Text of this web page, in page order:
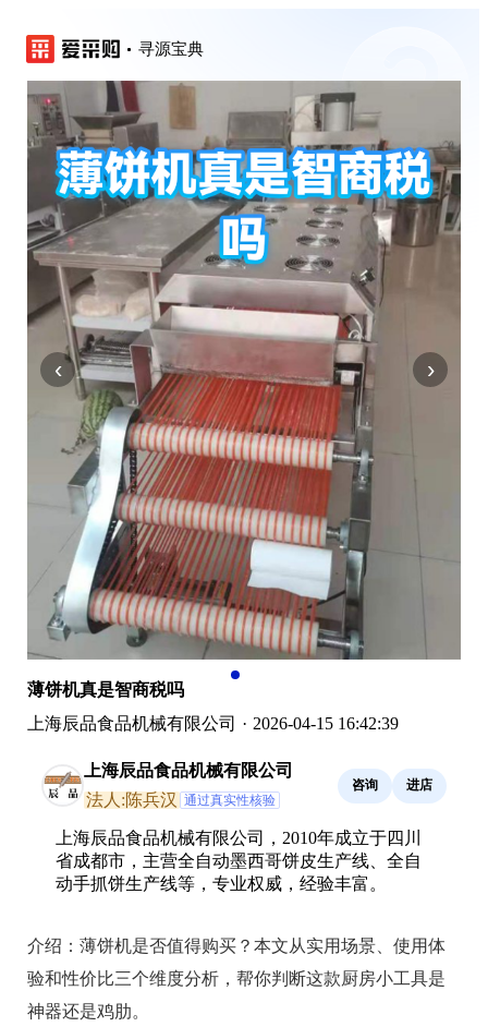
寻源宝典
‹ ›
薄饼机真是智商税吗
上海辰品食品机械有限公司 · 2026-04-15 16:42:39
上海辰品食品机械有限公司
法人:陈兵汉 通过真实性核验
咨询 进店
上海辰品食品机械有限公司，2010年成立于四川
省成都市，主营全自动墨西哥饼皮生产线、全自
动手抓饼生产线等，专业权威，经验丰富。
介绍： 薄饼机是否值得购买？本文从实用场景、使用体
验和性价比三个维度分析，帮你判断这款厨房小工具是
神器还是鸡肋。